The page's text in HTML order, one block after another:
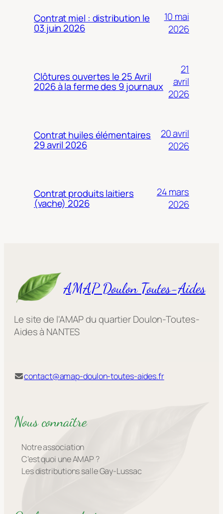
Contrat miel : distribution le
03 juin 2026
10 mai
2026
Clôtures ouvertes le 25 Avril
2026 à la ferme des 9 journaux
21
avril
2026
Contrat huiles élémentaires
29 avril 2026
20 avril
2026
Contrat produits laitiers
(vache) 2026
24 mars
2026
AMAP Doulon Toutes-Aides
Le site de l'AMAP du quartier Doulon-Toutes-
Aides à NANTES
contact@amap-doulon-toutes-aides.fr
Nous connaître
Notre association
C’est quoi une AMAP ?
Les distributions salle Gay-Lussac